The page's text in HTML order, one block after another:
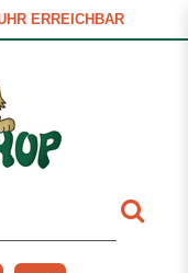
ERREICHBAR